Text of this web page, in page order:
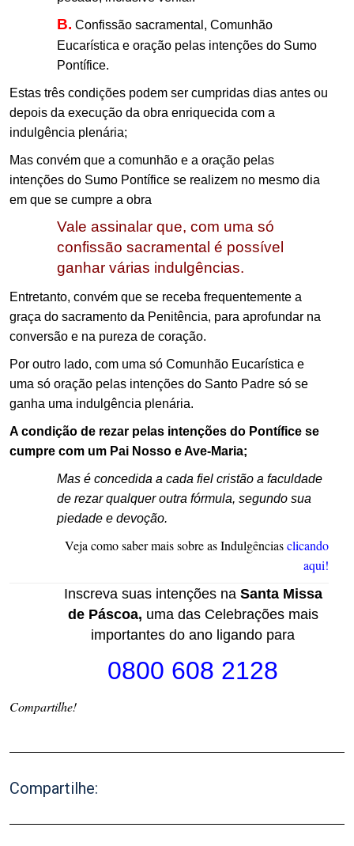
B. Confissão sacramental, Comunhão
Eucarística e oração pelas intenções do Sumo
Pontífice.
Estas três condições podem ser cumpridas dias antes ou
depois da execução da obra enriquecida com a
indulgência plenária;
Mas convém que a comunhão e a oração pelas
intenções do Sumo Pontífice se realizem no mesmo dia
em que se cumpre a obra
Vale assinalar que, com uma só
confissão sacramental é possível
ganhar várias indulgências.
Entretanto, convém que se receba frequentemente a
graça do sacramento da Penitência, para aprofundar na
conversão e na pureza de coração.
Por outro lado, com uma só Comunhão Eucarística e
uma só oração pelas intenções do Santo Padre só se
ganha uma indulgência plenária.
A condição de rezar pelas intenções do Pontífice se
cumpre com um Pai Nosso e Ave-Maria;
Mas é concedida a cada fiel cristão a faculdade
de rezar qualquer outra fórmula, segundo sua
piedade e devoção.
Veja como saber mais sobre as Indulgênciasclicando
aqui!
Inscreva suas intenções na Santa Missa
de Páscoa, uma das Celebrações mais
importantes do ano ligando para
0800 608 2128
Compartilhe!
Compartilhe: